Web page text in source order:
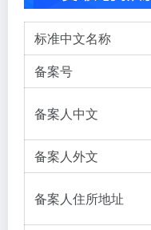
标准中文名称
备案号
备案人中文
备案人外文
备案人住所地址